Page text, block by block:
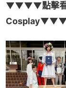
▼▼▼▼點擊看